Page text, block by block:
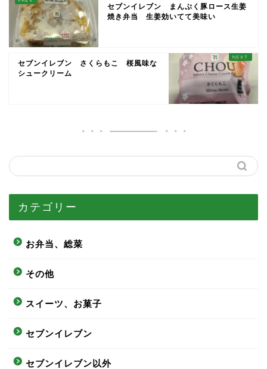
セブンイレブン まんぷく豚ロース生姜
焼き弁当 生姜効いてて美味い
セブンイレブン さくらもこ 桜風味な
シュークリーム
カテゴリー
お弁当、総菜
その他
スイーツ、お菓子
セブンイレブン
セブンイレブン以外